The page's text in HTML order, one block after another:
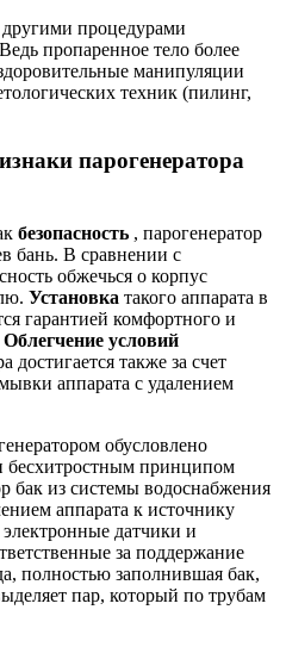
процедурами
пропаренное тело более
манипуляции
техник (пилинг,
парогенератора
безопасность , парогенератор
бань. В сравнении с
обжечься о корпус
Установка такого аппарата в
гарантией комфортного и
Облегчение условий
достигается также за счет
аппарата с удалением
обусловлено
бесхитростным принципом
бак из системы водоснабжения
аппарата к источнику
датчики и
за поддержание
полностью заполнившая бак,
пар, который по трубам